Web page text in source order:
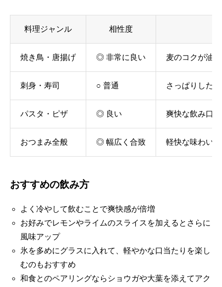
料理ジャンル 相性度
焼き鳥・唐揚げ ◎ 非常に良い 麦のコクが油
刺身・寿司 ○ 普通 さっぱりした
パスタ・ピザ ◎ 良い 爽快な飲み口
おつまみ全般 ◎ 幅広く合致 軽快な味わい
おすすめの飲み方
よく冷やして飲むことで爽快感が倍増
お好みでレモンやライムのスライスを加えるとさらに
風味アップ
氷を多めにグラスに入れて、軽やかな口当たりを楽し
むのもおすすめ
和食とのペアリングならショウガや大葉を添えてアク